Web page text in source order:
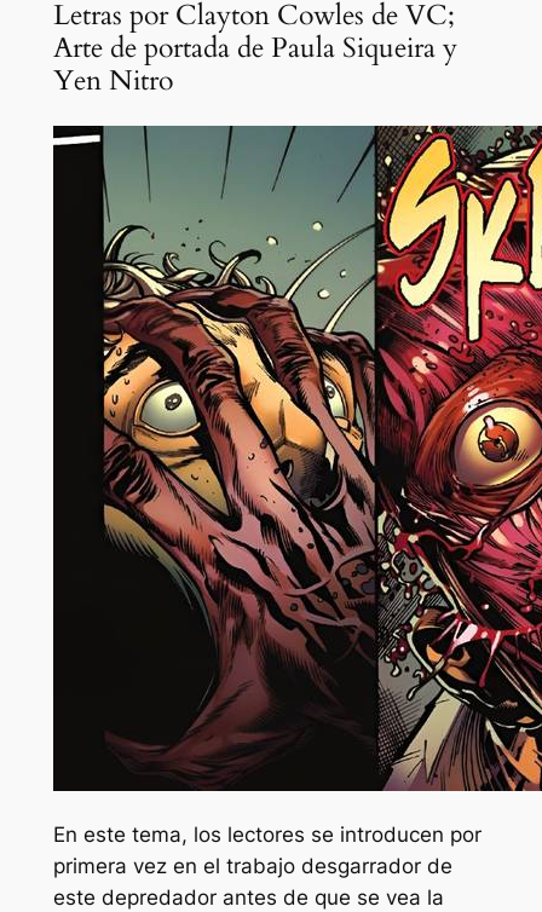
Letras por Clayton Cowles de VC;
Arte de portada de Paula Siqueira y
Yen Nitro
En este tema, los lectores se introducen por
primera vez en el trabajo desgarrador de
este depredador antes de que se vea la